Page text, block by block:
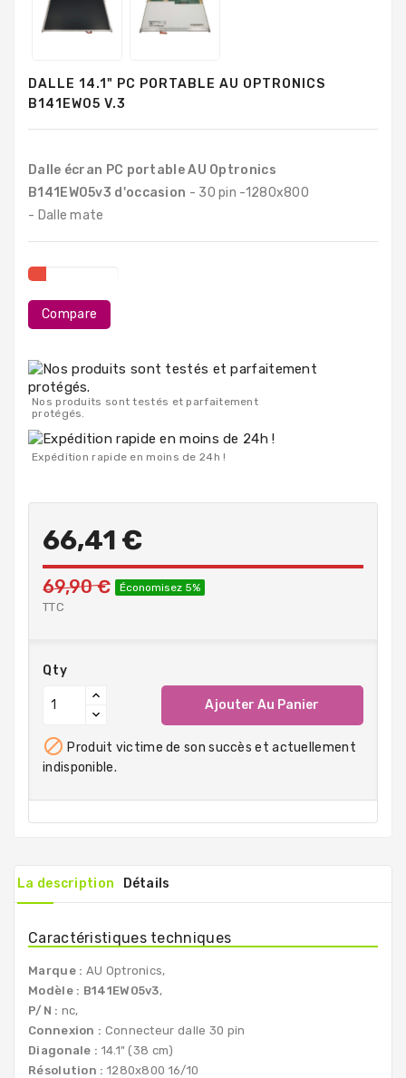
Mémoires
RAM
Durs
Composants
Composants
Destockage
DALLE 14.1" PC PORTABLE AU OPTRONICS
B141EW05 V.3
Dalle écran PC portable AU Optronics
B141EW05v3 d'occasion - 30 pin -1280x800
- Dalle mate
Compare
Nos produits sont testés et parfaitement
protégés.
Expédition rapide en moins de 24h !
66,41 €
69,90 € Économisez 5%
TTC
Qty
Ajouter Au Panier
 Produit victime de son succès et actuellement
indisponible.
La description Détails
Caractéristiques techniques
Marque : AU Optronics,
Modèle : B141EW05v3,
P/N : nc,
Connexion : Connecteur dalle 30 pin
Diagonale : 14.1" (38 cm)
Résolution : 1280x800 16/10